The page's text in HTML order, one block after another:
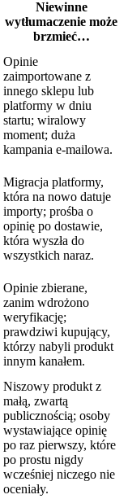
Niewinne
wytłumaczenie może
brzmieć…
Opinie
zaimportowane z
innego sklepu lub
platformy w dniu
startu; wiralowy
moment; duża
kampania e-mailowa.
Migracja platformy,
która na nowo datuje
importy; prośba o
opinię po dostawie,
która wyszła do
wszystkich naraz.
Opinie zbierane,
zanim wdrożono
weryfikację;
prawdziwi kupujący,
którzy nabyli produkt
innym kanałem.
Niszowy produkt z
małą, zwartą
publicznością; osoby
wystawiające opinię
po raz pierwszy, które
po prostu nigdy
wcześniej niczego nie
oceniały.